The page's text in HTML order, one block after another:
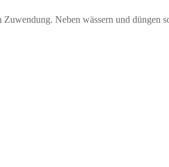
Zuwendung. Neben wässern und düngen